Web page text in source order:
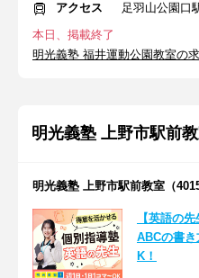
アクセス
足羽山公園口
本日、掲載終了
明光義塾 福井運動公園教室の
明光義塾 上野市駅前
明光義塾 上野市駅前教室（4015
【英語の
ABCの書
K！